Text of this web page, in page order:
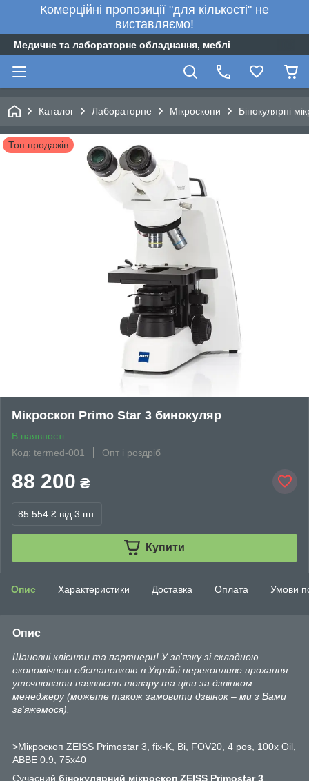
Комерційні пропозиції "для кількості" не
виставляємо!
Медичне та лабораторне обладнання, меблі
Каталог Лабораторне Мікроскопи Бінокулярні
Топ продажів
Мікроскоп Primo Star 3 бинокуляр
В наявності
Код: termed-001
Опт і роздріб
88 200 ₴
85 554 ₴ від 3 шт.
Купити
Опис Характеристики Доставка Оплата Умови
Опис
Шановні клієнти та партнери! У зв'язку зі складною
економічною обстановкою в Україні переконливе прохання –
уточнювати наявність товару та ціни за дзвінком
менеджеру (можете також замовити дзвінок – ми з Вами
зв'яжемося).
>Мікроскоп ZEISS Primostar 3, fix-K, Bi, FOV20, 4 pos, 100x Oil,
ABBE 0.9, 75x40
Сучасний бінокулярний мікроскоп ZEISS Primostar 3